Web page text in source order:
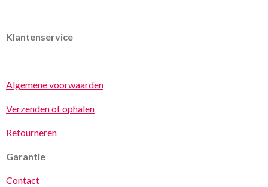
Klantenservice
Algemene voorwaarden
Verzenden of ophalen
Retourneren
Garantie
Contact